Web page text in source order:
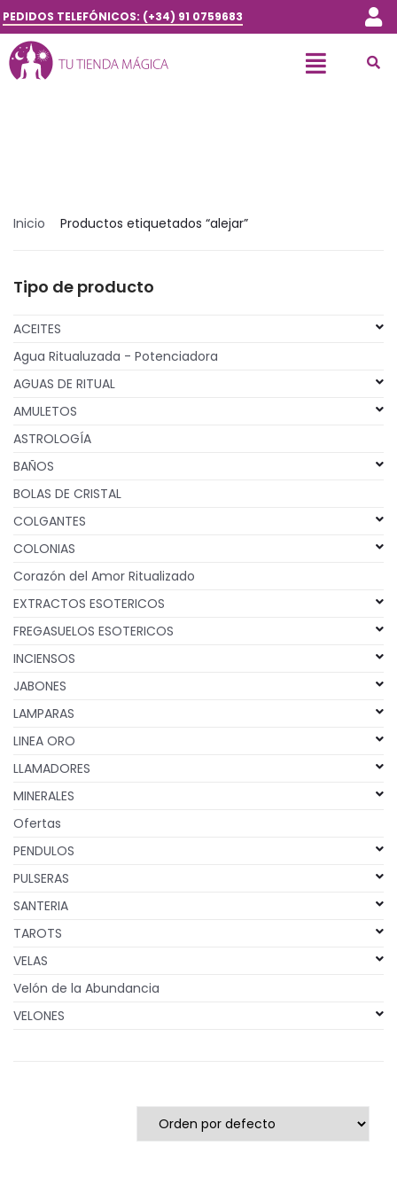
PEDIDOS TELEFÓNICOS: (+34) 91 0759683
Inicio Productos etiquetados “alejar”
Tipo de producto
ACEITES
Agua Ritualuzada - Potenciadora
AGUAS DE RITUAL
AMULETOS
ASTROLOGÍA
BAÑOS
BOLAS DE CRISTAL
COLGANTES
COLONIAS
Corazón del Amor Ritualizado
EXTRACTOS ESOTERICOS
FREGASUELOS ESOTERICOS
INCIENSOS
JABONES
LAMPARAS
LINEA ORO
LLAMADORES
MINERALES
Ofertas
PENDULOS
PULSERAS
SANTERIA
TAROTS
VELAS
Velón de la Abundancia
VELONES